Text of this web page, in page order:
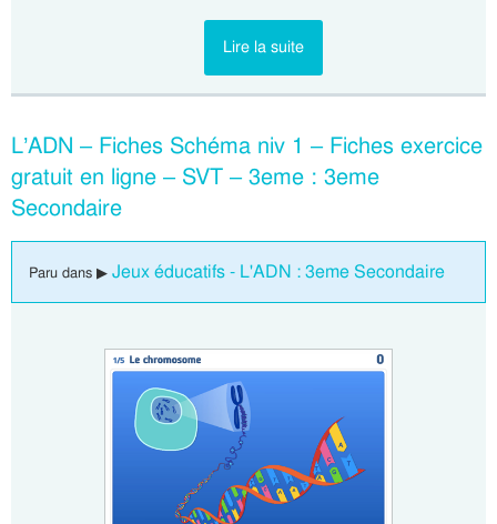
Lire la suite
L’ADN – Fiches Schéma niv 1 – Fiches exercice
gratuit en ligne – SVT – 3eme : 3eme
Secondaire
Paru dans ▶ Jeux éducatifs - L'ADN : 3eme Secondaire